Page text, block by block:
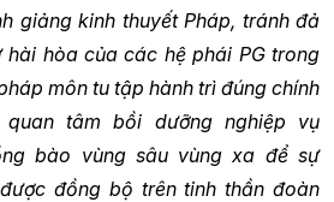
giảng kinh thuyết Pháp, tránh đả
hòa của các hệ phái PG trong
môn tu tập hành trì đúng chính
quan tâm bồi dưỡng nghiệp vụ
bào vùng sâu vùng xa để sự
đồng bộ trên tinh thần đoàn